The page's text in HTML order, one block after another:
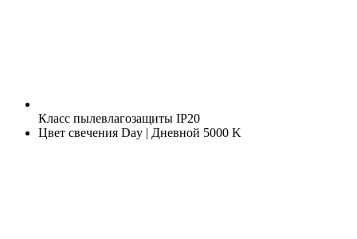
Класс пылевлагозащиты IP20
Цвет свечения Day | Дневной 5000 K